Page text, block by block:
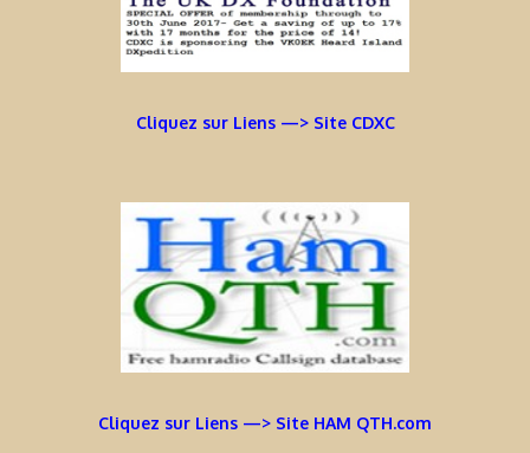
Cliquez sur Liens —> Site CDXC
Cliquez sur Liens —> Site HAM QTH.com